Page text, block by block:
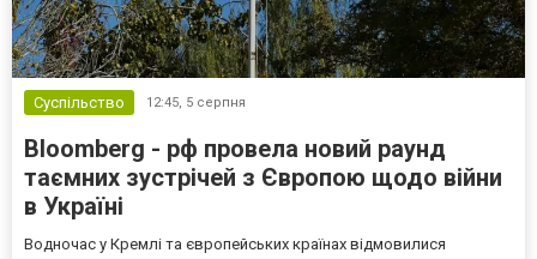
Суспільство 12:45, 5 серпня
Bloomberg - рф провела новий раунд
таємних зустрічей з Європою щодо війни
в Україні
Водночас у Кремлі та європейських країнах відмовилися